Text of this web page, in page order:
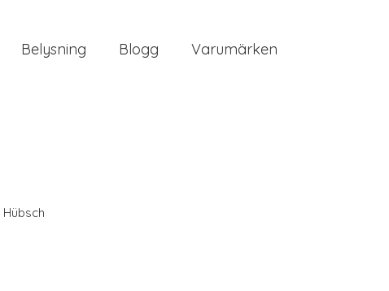
Belysning Blogg Varumärken
Hübsch